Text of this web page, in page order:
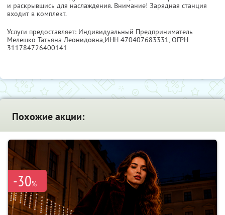
и раскрывшись для наслаждения. Внимание! Зарядная станция
входит в комплект.
Услуги предоставляет: Индивидуальный Предприниматель
Мелешко Татьяна Леонидовна,ИНН 470407683331, ОГРН
311784726400141
Похожие акции:
-30%